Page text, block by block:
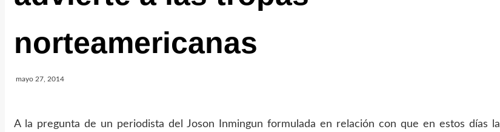
norteamericanas
mayo 27, 2014
A la pregunta de un periodista del Joson Inmingun formulada en relación con que en estos días la